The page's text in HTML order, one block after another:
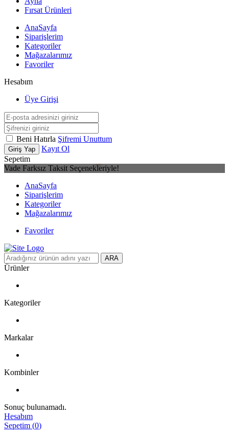
Fırsat Ürünleri
AnaSayfa
Siparişlerim
Kategoriler
Mağazalarımız
Favoriler
Hesabım
Üye Girişi
Beni Hatırla Şifremi Unuttum
Giriş Yap
Kayıt Ol
Sepetim
Vade Farksız Taksit Seçenekleriyle!
AnaSayfa
Siparişlerim
Kategoriler
Mağazalarımız
Favoriler
ARA
Ürünler
Kategoriler
Markalar
Kombinler
Sonuç bulunamadı.
Hesabım
Sepetim (0)